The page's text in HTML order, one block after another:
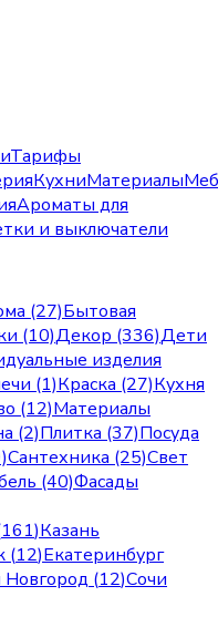
Тарифы
КухниМатериалы
Ароматы для
и выключатели
(27)Бытовая
(10)Декор (336)Дети
изделия
(1)Краска (27)Кухня
(12)Материалы
(2)Плитка (37)Посуда
Сантехника (25)Свет
(40)Фасады
161)Казань
(12)Екатеринбург
(12)Сочи